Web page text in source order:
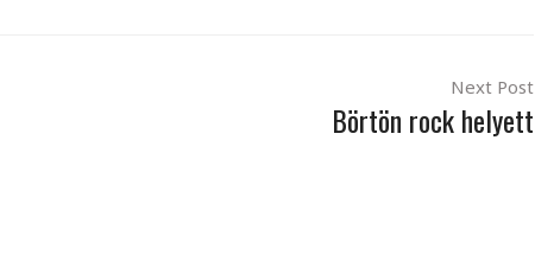
Next Post
Börtön rock helyett